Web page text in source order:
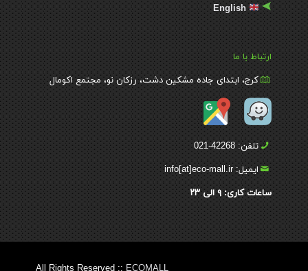
English
ارتباط با ما
کرج، ابتدای جاده مشکین دشت، رزکان نو، مجتمع اکومال
تلفن: 42268-021
ایمیل: info[at]eco-mall.ir
ساعات کاری:۹ الی۲۳